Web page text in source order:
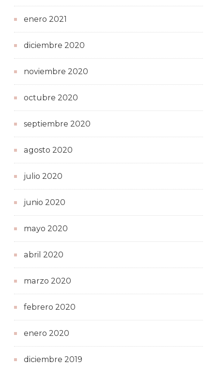
enero 2021
diciembre 2020
noviembre 2020
octubre 2020
septiembre 2020
agosto 2020
julio 2020
junio 2020
mayo 2020
abril 2020
marzo 2020
febrero 2020
enero 2020
diciembre 2019